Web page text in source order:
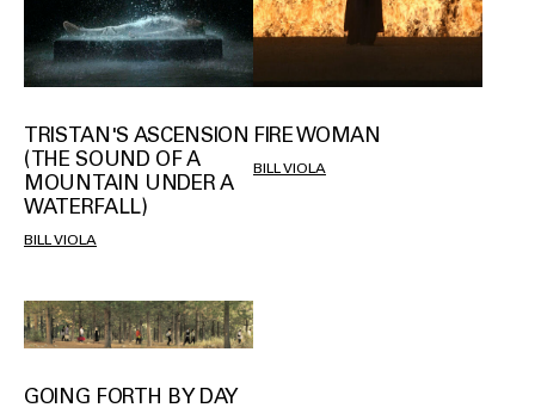
TRISTAN'S ASCENSION
(THE SOUND OF A
MOUNTAIN UNDER A
WATERFALL)
BILL VIOLA
FIRE WOMAN
BILL VIOLA
GOING FORTH BY DAY